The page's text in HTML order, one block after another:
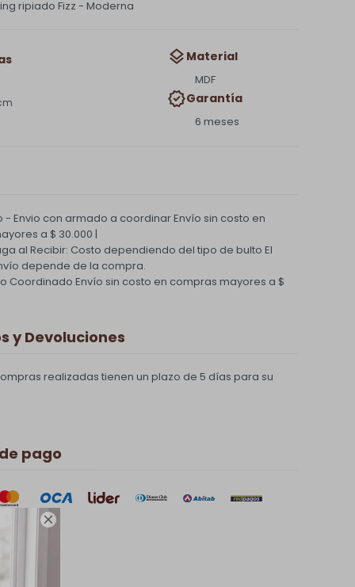

ripiado Fizz - Moderna
Material
MDF
Garantía
6 meses
- Envio con armado a coordinarEnvío sin costo en
a $ 30.000 |
al Recibir: Costo dependiendo del tipo de bulto El
depende de la compra.
Coordinado Envío sin costo en compras mayores a $
y Devoluciones
realizadas tienen un plazo de 5 días para su
pago